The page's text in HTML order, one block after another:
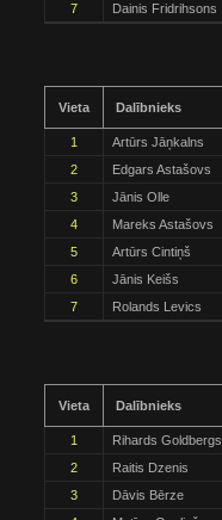
7
Dainis Fridrihsons
Vieta Dalībnieks
1
Artūrs Jāņkalns
2
Edgars Astašovs
3
Jānis Olle
4
Mareks Astašovs
5
Artūrs Cintiņš
6
Jānis Keišs
7
Rolands Levics
Vieta Dalībnieks
1
Rihards Goldbergs
2
Raitis Dzenis
3
Dāvis Bērze